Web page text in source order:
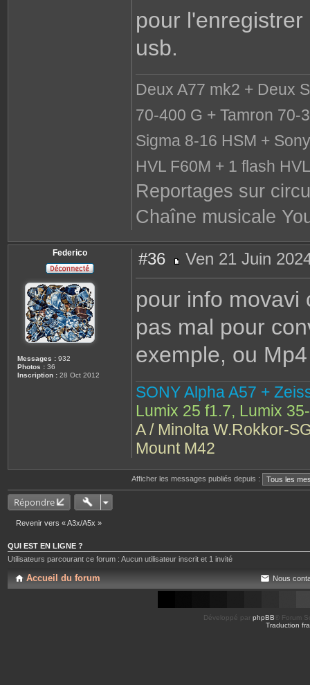
pour
usb.
Deux A77 mk2 + Deux
70-400 G + Tamron 70-
Sigma 8-16 HSM +
HVL F60M + 1 flash
Reportages sur
Chaîne musicale
Federico
Messages : 932
Photos : 36
Inscription : 28 Oct 2012
#36
e
Ven 21 Juin
pour info movavi
pas mal pour
exemple, ou
SONY Alpha A57 +
Lumix 25 f1.7, Lumix
A / Minolta W.Rokkor-
Mount M42
Afficher les messages publiés depuis :
Répondre
Revenir vers « A3x/A5x »
QUI EST EN LIGNE ?
Utilisateurs parcourant ce forum : Aucun utilisateur inscrit et 1 invité
Accueil du forum Nous
Développé par phpBB ® Forum
Traduction